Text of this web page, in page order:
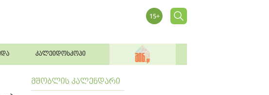
კალეიდოსკოპი
მშობლის კალენდარი